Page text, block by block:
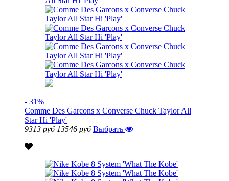
- 31%
Comme Des Garcons x Converse Chuck Taylor All
Star Hi 'Play'
9313 руб 13546 руб Выбрать